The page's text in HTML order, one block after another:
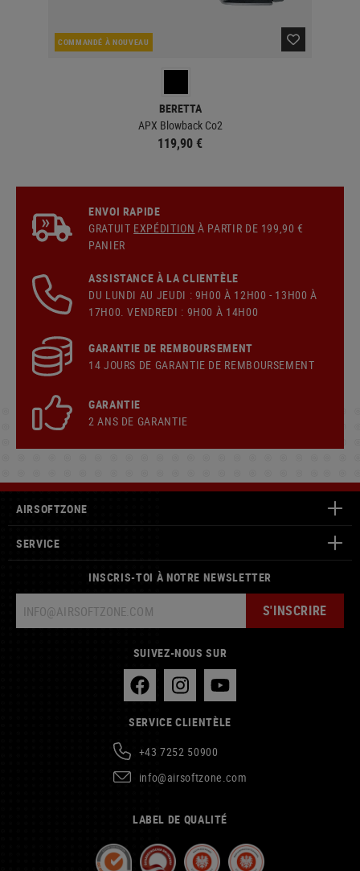
COMMANDÉ À NOUVEAU
BERETTA
APX Blowback Co2
119,90 €
ENVOI RAPIDE
GRATUIT EXPÉDITION À PARTIR DE 199,90 €
PANIER
ASSISTANCE À LA CLIENTÈLE
DU LUNDI AU JEUDI : 9H00 À 12H00 - 13H00 À
17H00. VENDREDI : 9H00 À 14H00
GARANTIE DE REMBOURSEMENT
14 JOURS DE GARANTIE DE REMBOURSEMENT
GARANTIE
2 ANS DE GARANTIE
AIRSOFTZONE
SERVICE
INSCRIS-TOI À NOTRE NEWSLETTER
S'INSCRIRE
SUIVEZ-NOUS SUR
SERVICE CLIENTÈLE
+43 7252 50900
info@airsoftzone.com
LABEL DE QUALITÉ